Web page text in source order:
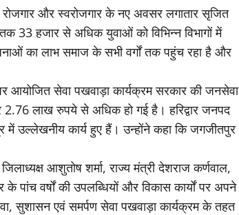
और स्वरोजगार के नए अवसर लगातार सृजित
33 हजार से अधिक युवाओं को विभिन्न विभागों में
का लाभ समाज के सभी वर्गों तक पहुंच रहा है और
आयोजित सेवा पखवाड़ा कार्यक्रम सरकार की जनसेवा
लाख रुपये से अधिक हो गई है। हरिद्वार जनपद
उल्लेखनीय कार्य हुए हैं। उन्होंने कहा कि जगजीतपुर
आशुतोष शर्मा, राज्य मंत्री देशराज कर्णवाल,
वर्षों की उपलब्धियों और विकास कार्यों पर अपने
सुशासन एवं समर्पण सेवा पखवाड़ा कार्यक्रम के तहत